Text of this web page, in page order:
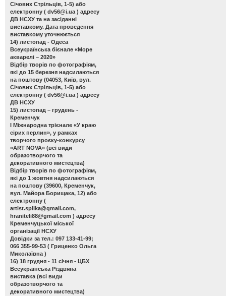
Січових Стрільців, 1-5) або
електронну ( dv56@i.ua ) адресу
ДВ НСХУ та на засіданні
виставкому. Дата проведення
виставкому уточнюється
14) листопад - Одеса
Всеукраїнська бієнале «Море
акварелі – 2020»
Відбір творів по фотографіям,
які до 15 березня надсилаються
на поштову (04053, Київ, вул.
Січових Стрільців, 1-5) або
електронну ( dv56@i.ua ) адресу
ДВ НСХУ
15) листопад – грудень -
Кременчук
І Міжнародна трієнале «У краю
сірих перлин», у рамках
творчого проєку-конкурсу
«ART NOVA» (всі види
образотворчого та
декоративного мистецтва)
Відбір творів по фотографіям,
які до 1 жовтня надсилаються
на поштову (39600, Кременчук,
вул. Майора Борищака, 12) або
електронну (
artist.spilka@gmail.com,
hraniteli88@gmail.com ) адресу
Кременчуцької міської
організації НСХУ
Довідки за тел.: 097 133-41-99;
066 355-99-53 ( Гриценко Ольга
Миколаївна )
16) 18 грудня - 11 січня - ЦБХ
Всеукраїнська Різдвяна
виставка (всі види
образотворчого та
декоративного мистецтва)